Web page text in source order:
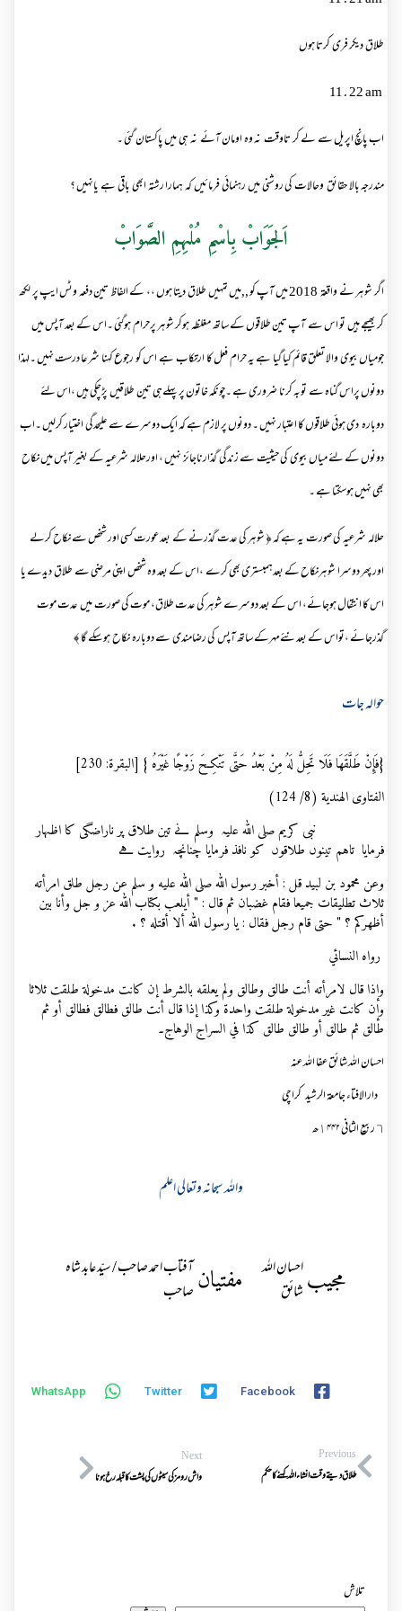
طلاق دیکر فری کرتا ہوں
am
اب پانچ اپریل سے لے کر تاوقت نہ وہ اومان آئے نہ ہی میں پاکستان گئی ۔
مندرجہ بالا حقائق وحالات کی روشنی میں رہنمائی فرمائیں کہ ہمارا رشتہ ابھی باقی ہے یانہیں ؟
اَلجَوَابْ بِاسْمِ مُلْہِمِ الصَّوَابْ
اگر شوہر نے واقعة 2018 میں آپ کو ,,میں تمہیں طلاق دیتا ہوں ،، کے الفاظ تین دفعہ وٹس ایپ پر لکھ
کر بھیجے ہیں تو اس سے آپ تین طلاقوں کے ساتھ مغلظہ ہوکر شوہر پرحرام ہوگئی ۔اس کے بعد آپس میں
جومیاں بیوی والا تعلق قائم کیا گیا ہے یہ حرام فعل کا ارتکاب ہے اس کو رجوع کہنا شرعا درست نہیں ۔لہذا
دونوں پراس گناہ سے توبہ کرنا ضروری ہے ۔چونکہ خاتون پر پہلےہی تین طلاقیں پڑچکی ہیں ،اس لئے
دوبارہ دی ہوئی طلاقوں کا اعتبار نہیں ۔ دونوں پر لازم ہے کہ ایک دوسرے سے علیحدگی اختیار کرلیں ۔اب
دونوں کے لئے میاں بیوی کی حیثیت سے زندگی گذارناجائز نہیں ، اورحلالہ شرعیہ کے بغیر آپس میں نکاح
بھی نہیں ہوسکتا ہے ۔
حلالہ شرعیہ کی صورت یہ ہے کہ ﴿ شوہر کی عدت گذرنے کے بعد عورت کسی اور شخص سے نکاح کرلے
اور پھر دوسرا شوہرنکاح کے بعدہمبستری بھی کرے ،اس کے بعد وہ شخص اپنی مرضی سے طلاق دیدے یا
اس کا انتقال ہوجائے، اس کے بعد دوسرے شوہر کی عدت طلاق، موت کی صورت میں عدت موت
گذرجائے ،تواس کے بعدنئےمہرکے ساتھ آپس کی رضامندی سے دوبارہ نکاح ہوسکے گا ﴾
حوالہ جات
{فَإِنْ طَلَّقَهَا فَلَا تَحِلُّ لَهُ مِنْ بَعْدُ حَتَّى تَنْكِحَ زَوْجًا غَيْرَهُ } [البقرة: 230]
الفتاوى الهندية (8/ 124)
نبی کریم صلی اللہ علیہ وسلم نے تین طلاق پر ناراضگی کا اظہار
فرمایا تاہم تینوں طلاقوں کو نافذ فرمایا چنانچہ روایت ہے
وعن محمود بن لبيد قل : أخبر رسول الله صلى الله عليه و سلم عن رجل طلق امرأته
ثلاث تطليقات جميعا فقام غضبان ثم قال : " أيلعب بكتاب الله عز و جل وأنا بين
أظهركم ؟ " حتى قام رجل فقال : يا رسول الله ألا أقتله ؟ .
رواه النسائي
وإذا قال لامرأته أنت طالق وطالق ولم يعلقه بالشرط إن كانت مدخولة طلقت ثلاثا
وإن كانت غير مدخولة طلقت واحدة وكذا إذا قال أنت طالق فطالق فطالق أو ثم
طالق ثم طالق أو طالق طالق كذا في السراج الوهاج۔
احسان اللہ شائق عفا اللہ عنہ
دارالافتاء جامعة الرشید کراچی
٦ ربیع الثانی ١۴۴۲ھ
واللہ سبحانہ وتعالی اعلم
مجیباحسان اللہ
شائق
مفتیانآفتاب احمد صاحب / سیّد عابد شاہ
صاحب
Facebook
Twitter
WhatsApp
Previous
طلاق دیتے وقت انشاءاللہ کہنے کا حکم
Next
واش رومز کی سیٹوں کی پشت کاقبلہ رخ ہونا
تلاش